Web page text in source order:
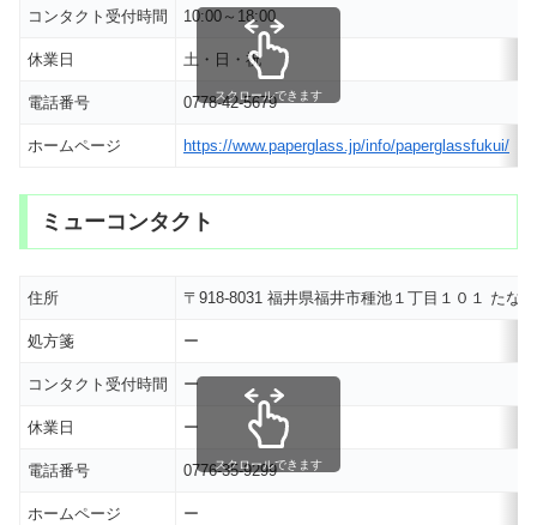
コンタクト受付時間 10:00～18:00
休業日 土・日・祝
電話番号 0778-42-5679
ホームページ https://www.paperglass.jp/info/paperglassfukui/
スクロールできます
ミューコンタクト
住所 〒918-8031 福井県福井市種池１丁目１０１ た
処方箋 ー
コンタクト受付時間 ー
休業日 ー
電話番号 0776-35-9299
ホームページ ー
スクロールできます